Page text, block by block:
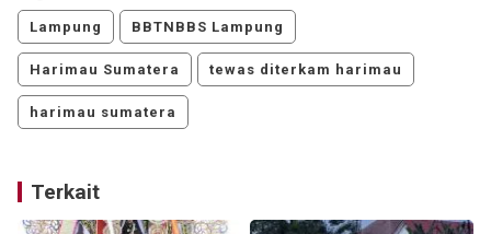
Lampung BBTNBBS Lampung
Harimau Sumatera tewas diterkam harimau
harimau sumatera
Terkait